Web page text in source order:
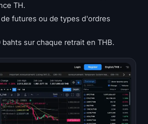
TH.
de futures ou de types d'ordres
sur chaque retrait en THB.